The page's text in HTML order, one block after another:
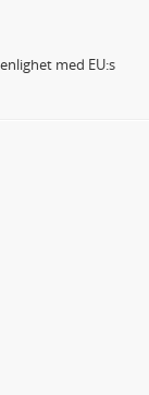
med EU:s